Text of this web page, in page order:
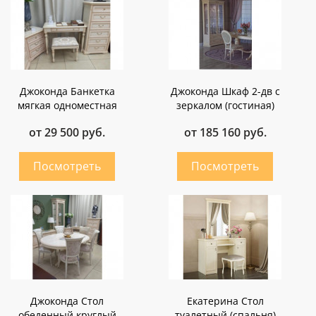
Джоконда Банкетка
мягкая одноместная
от 29 500 руб.
Джоконда Шкаф 2-дв с
зеркалом (гостиная)
от 185 160 руб.
Джоконда Стол
Екатерина Стол